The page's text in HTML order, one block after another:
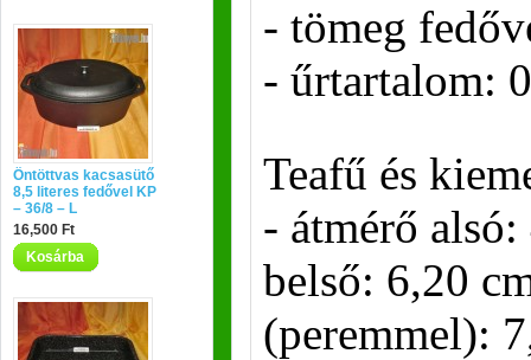
Öntöttvas kacsasütő
8,5 literes fedővel KP
– 36/8 – L
16,500 Ft
Kosárba
- tömeg
- űrtartalom:
Teafű és
- átmérő
belső: 6,20
(peremmel):